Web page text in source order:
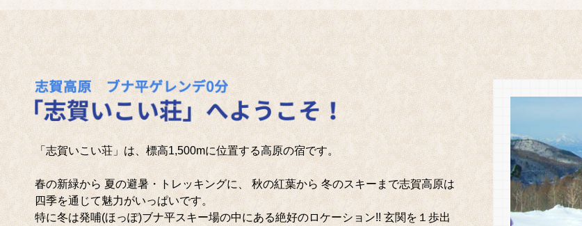
「志賀いこい荘」は、標高1,500mに位置する高原の宿です。
春の新緑から 夏の避暑・トレッキングに、 秋の紅葉から 冬のスキーまで志賀高原は
四季を通じて魅力がいっぱいです。
特に冬は発哺(ほっぽ)ブナ平スキー場の中にある絶好のロケーション!! 玄関を１歩出